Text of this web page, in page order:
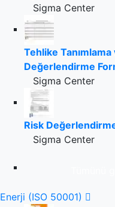
Sigma Center
Tehlike Tanımlama
Değerlendirme
Sigma Center
Risk
Sigma Center
Enerji (ISO 50001)